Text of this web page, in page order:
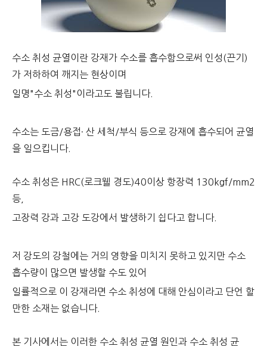
수소 취성 균열이란 강재가 수소를 흡수함으로써 인성(끈기)
가 저하하여 깨지는 현상이며
일명"수소 취성"이라고도 불립니다.
수소는 도금/용접· 산 세척/부식 등으로 강재에 흡수되어 균열
을 일으킵니다.
수소 취성은 HRC(로크웰 경도)40이상 항장력 130kgf/mm2
등,
고장력 강과 고강 도강에서 발생하기 쉽다고 합니다.
저 강도의 강철에는 거의 영향을 미치지 못하고 있지만 수소
흡수량이 많으면 발생할 수도 있어
일률적으로 이 강재라면 수소 취성에 대해 안심이라고 단언 할
만한 소재는 없습니다.
본 기사에서는 이러한 수소 취성 균열 원인과 수소 취성 균